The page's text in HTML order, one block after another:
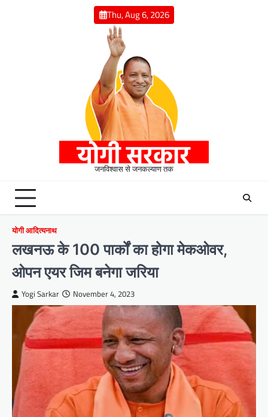
Thu, Aug 6, 2026
जनविश्वास से जनकल्याण तक
योगी आदित्यनाथ
लखनऊ के 100 पार्कों का होगा मेकओवर,
ओपन एयर जिम बनेगा जरिया
Yogi Sarkar November 4, 2023